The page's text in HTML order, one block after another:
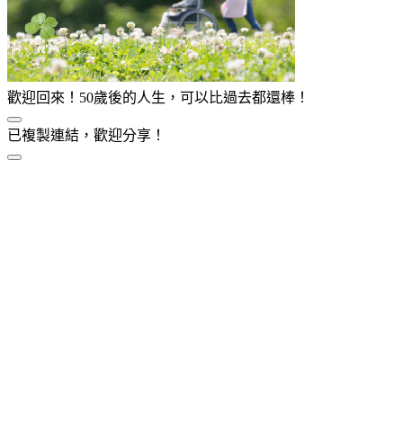
歡迎回來！50歲後的人生，可以比過去都還棒！
已複製連結，歡迎分享！